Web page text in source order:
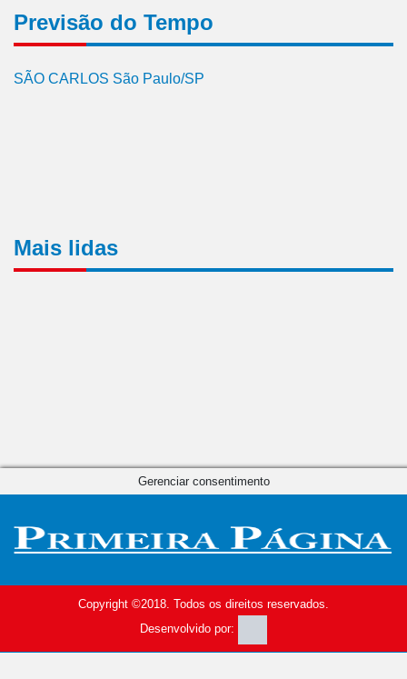
Previsão do Tempo
SÃO CARLOS São Paulo/SP
Mais lidas
Copyright ©2018. Todos os direitos reservados.
Desenvolvido por:
Gerenciar consentimento